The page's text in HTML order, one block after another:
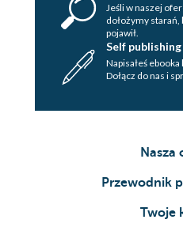
Jeśli w naszej
dołożymy starań,
pojawił.
Self publishing
Napisałeś ebooka
Dołącz do nas i
Nasza
Przewodnik
Twoje